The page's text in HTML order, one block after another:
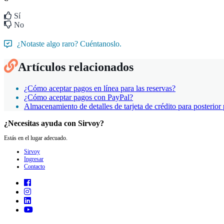
Sí
No
¿Notaste algo raro? Cuéntanoslo.
Artículos relacionados
¿Cómo aceptar pagos en línea para las reservas?
¿Cómo aceptar pagos con PayPal?
Almacenamiento de detalles de tarjeta de crédito para posterior
¿Necesitas ayuda con Sirvoy?
Estás en el lugar adecuado.
Sirvoy
Ingresar
Contacto